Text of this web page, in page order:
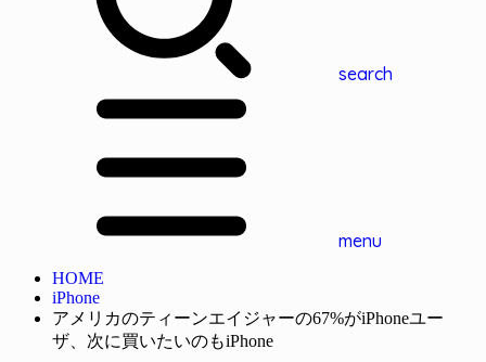
search
menu
HOME
iPhone
アメリカのティーンエイジャーの67%がiPhoneユー
ザ、次に買いたいのもiPhone